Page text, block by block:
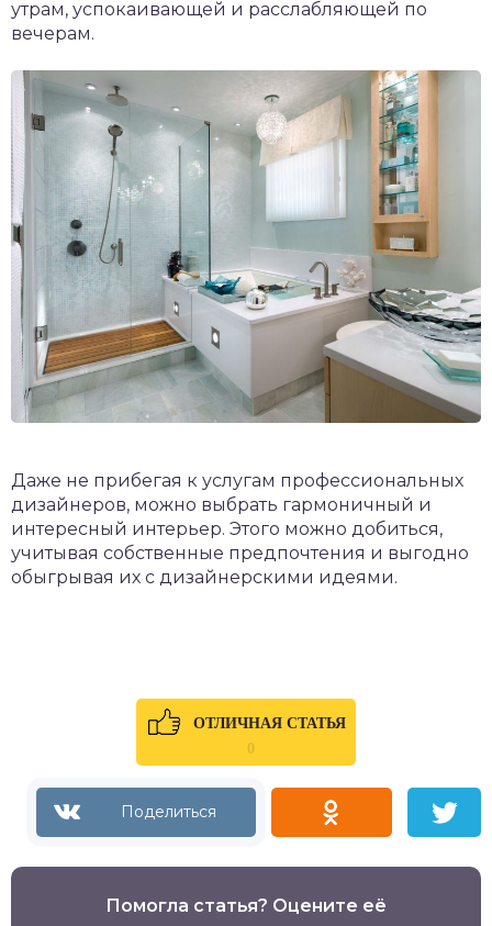
утрам, успокаивающей и расслабляющей по
вечерам.
Даже не прибегая к услугам профессиональных
дизайнеров, можно выбрать гармоничный и
интересный интерьер. Этого можно добиться,
учитывая собственные предпочтения и выгодно
обыгрывая их с дизайнерскими идеями.
ОТЛИЧНАЯ СТАТЬЯ
0
Помогла статья? Оцените её